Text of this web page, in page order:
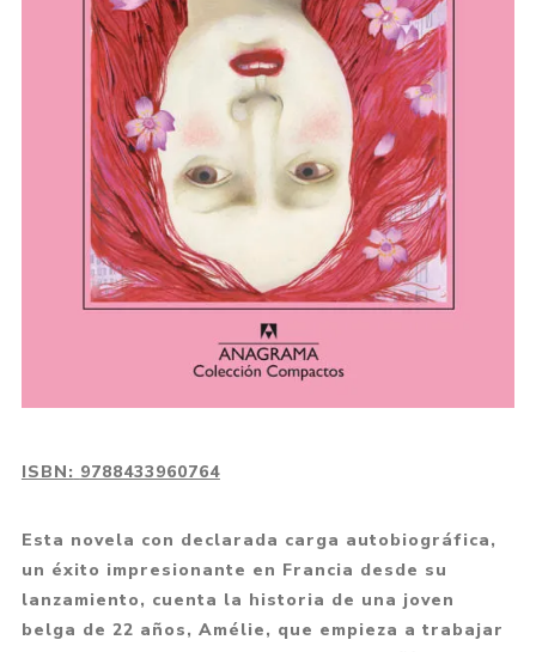
ISBN: 9788433960764
Esta novela con declarada carga autobiográfica,
un éxito impresionante en Francia desde su
lanzamiento, cuenta la historia de una joven
belga de 22 años, Amélie, que empieza a trabajar